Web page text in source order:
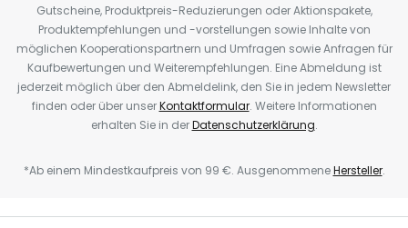
Gutscheine, Produktpreis-Reduzierungen oder Aktionspakete,
Produktempfehlungen und -vorstellungen sowie Inhalte von
möglichen Kooperationspartnern und Umfragen sowie Anfragen für
Kaufbewertungen und Weiterempfehlungen. Eine Abmeldung ist
jederzeit möglich über den Abmeldelink, den Sie in jedem Newsletter
finden oder über unserKontaktformular. Weitere Informationen
erhalten Sie in derDatenschutzerklärung.
*Ab einem Mindestkaufpreis von 99 €. AusgenommeneHersteller.